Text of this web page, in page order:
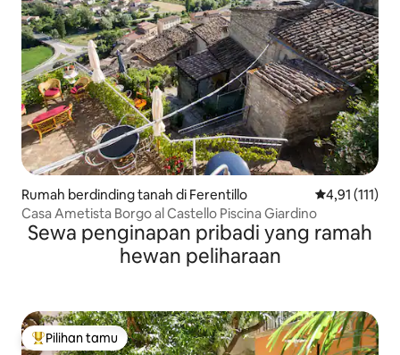
Rumah berdinding tanah di Ferentillo Nilai rata-rata
4,91 (111)
Casa Ametista Borgo al Castello Piscina Giardino
Sewa penginapan pribadi yang ramah
hewan peliharaan
Pilihan tamu terpopuler
Pilihan tamu